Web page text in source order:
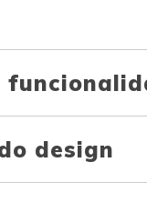
design